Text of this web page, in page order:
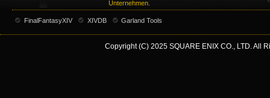
Unternehmen.
FinalFantasyXIV XIVDB Garland Tools
Copyright (C) 2025 SQUARE ENIX CO., LTD. All